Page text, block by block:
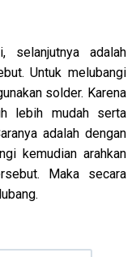
selanjutnya adalah
Untuk melubangi
solder. Karena
lebih mudah serta
adalah dengan
kemudian arahkan
Maka secara